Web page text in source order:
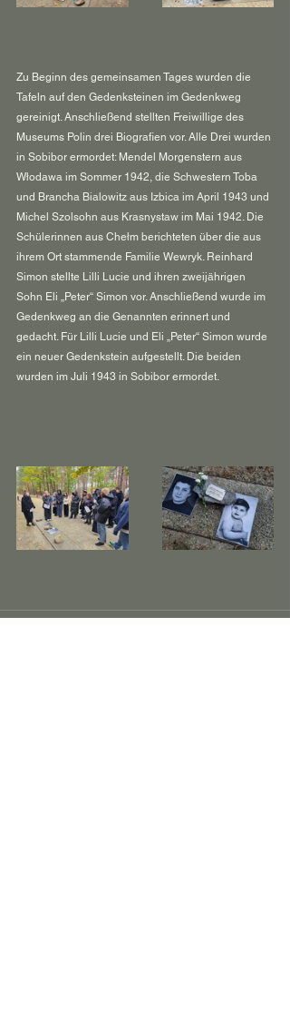
Zu Beginn des gemeinsamen Tages wurden die
Tafeln auf den Gedenksteinen im Gedenkweg
gereinigt. Anschließend stellten Freiwillige des
Museums Polin drei Biografien vor. Alle Drei wurden
in Sobibor ermordet: Mendel Morgenstern aus
Włodawa im Sommer 1942, die Schwestern Toba
und Brancha Bialowitz aus Izbica im April 1943 und
Michel Szolsohn aus Krasnystaw im Mai 1942. Die
Schülerinnen aus Chełm berichteten über die aus
ihrem Ort stammende Familie Wewryk. Reinhard
Simon stellte Lilli Lucie und ihren zweijährigen
Sohn Eli „Peter“ Simon vor. Anschließend wurde im
Gedenkweg an die Genannten erinnert und
gedacht. Für Lilli Lucie und Eli „Peter“ Simon wurde
ein neuer Gedenkstein aufgestellt. Die beiden
wurden im Juli 1943 in Sobibor ermordet.